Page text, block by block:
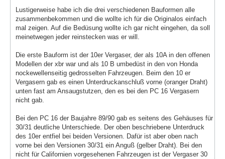
Lustigerweise habe ich die drei verschiedenen Bauformen alle
zusammenbekommen und die wollte ich für die Originalos einfach
mal zeigen. Auf die Bedüsung wollte ich gar nicht eingehen, da soll
meinetwegen jeder reinstecken was er will.
Die erste Bauform ist der 10er Vergaser, der als 10A in den offenen
Modellen der xbr war und als 10 B umbedüst in den von Honda
nockewellenseitig gedrosselten Fahrzeugen. Beim den 10 er
Vergasern gab es einen Unterdruckanschluß vorne (oranger Draht)
unten fast am Ansaugstutzen, den es bei den PC 16 Vergasern
nicht gab.
Bei den PC 16 der Baujahre 89/90 gab es seitens des Gehäuses für
30/31 deutliche Unterschiede. Der oben beschriebene Unterdruck
des 10er entfiel bei beiden Versionen. Dafür ist aber oben nach
vorne bei den Versionen 30/31 ein Anguß (gelber Draht). Bei den
nicht für Californien vorgesehenen Fahrzeugen ist der Vergaser 30